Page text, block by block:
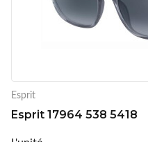
Esprit
Esprit 17964 538 5418